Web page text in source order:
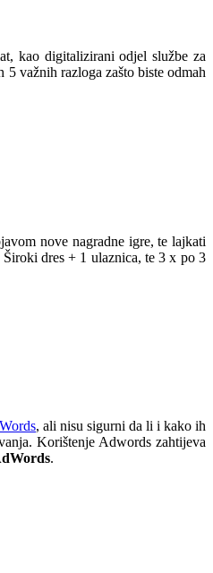
kao digitalizirani odjel službe za
važnih razloga zašto biste odmah
nove nagradne igre, te lajkati
dres + 1 ulaznica, te 3 x po 3
, ali nisu sigurni da li i kako ih
Korištenje Adwords zahtijeva
.